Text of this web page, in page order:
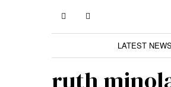
LATEST NEWS
ruth